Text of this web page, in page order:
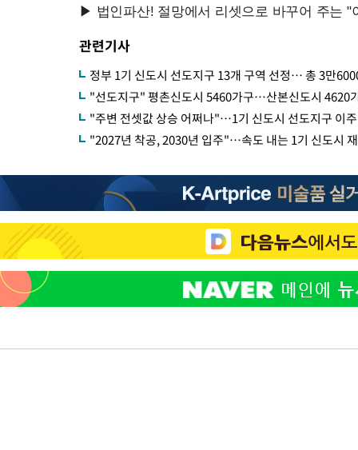
관련기사
정부 1기 신도시 선도지구 13개 구역 선정… 총 3만
"선도지구" 평촌신도시 5460가구…산본신도시 4620
"주변 전셋값 상승 어쩌나"…1기 신도시 선도지구 이
"2027년 착공, 2030년 입주"…속도 내는 1기 신도시